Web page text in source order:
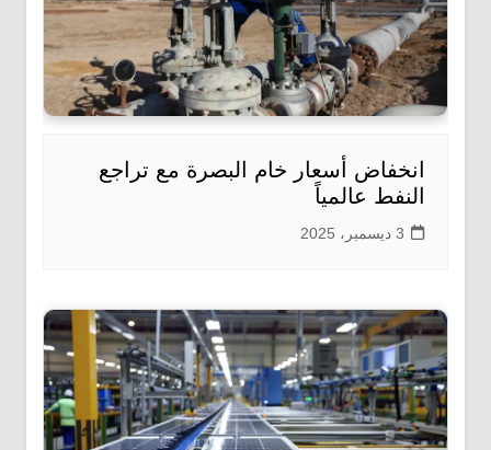
انخفاض أسعار خام البصرة مع تراجع
النفط عالمياً
3 ديسمبر، 2025